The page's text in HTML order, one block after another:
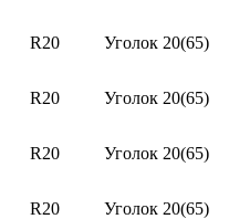
R20 Уголок 20(65)
R20 Уголок 20(65)
R20 Уголок 20(65)
R20 Уголок 20(65)